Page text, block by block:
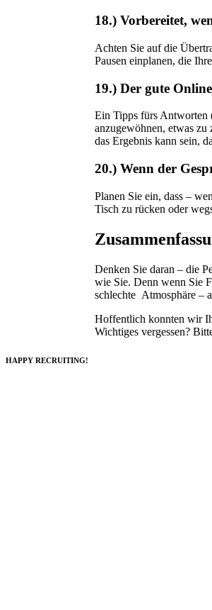
18.) Vorbereitet,
Achten Sie auf die
Pausen einplanen, die
19.) Der gute
Ein Tipps fürs Antworten
anzugewöhnen, etwas zu
das Ergebnis kann sein,
20.) Wenn der
Planen Sie ein, dass –
Tisch zu rücken oder
Denken Sie daran – die
wie Sie. Denn wenn Sie
schlechte Atmosphäre –
Hoffentlich konnten wir
Wichtiges vergessen?
HAPPY RECRUITING!